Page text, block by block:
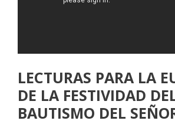
LECTURAS PARA LA
DE LA FESTIVIDAD
BAUTISMO DEL